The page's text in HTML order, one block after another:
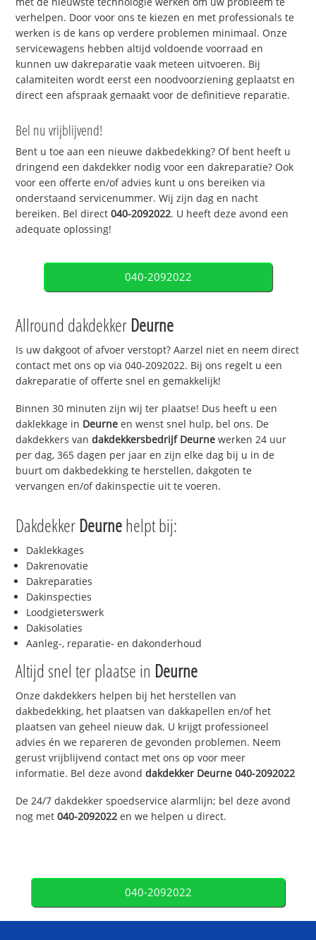
verhelpen. Door voor ons te kiezen en met professionals te
werken is de kans op verdere problemen minimaal. Onze
servicewagens hebben altijd voldoende voorraad en
kunnen uw dakreparatie vaak meteen uitvoeren. Bij
calamiteiten wordt eerst een noodvoorziening geplaatst en
direct een afspraak gemaakt voor de definitieve reparatie.
Bel nu vrijblijvend!
Bent u toe aan een nieuwe dakbedekking? Of bent heeft u
dringend een dakdekker nodig voor een dakreparatie? Ook
voor een offerte en/of advies kunt u ons bereiken via
onderstaand servicenummer. Wij zijn dag en nacht
bereiken. Bel direct040-2092022. U heeft deze avond een
adequate oplossing!
040-2092022
Allround dakdekker Deurne
Is uw dakgoot of afvoer verstopt? Aarzel niet en neem direct
contact met ons op via 040-2092022. Bij ons regelt u een
dakreparatie of offerte snel en gemakkelijk!
Binnen 30 minuten zijn wij ter plaatse! Dus heeft u een
daklekkage in Deurne en wenst snel hulp, bel ons. De
dakdekkers vandakdekkersbedrijf Deurne werken 24 uur
per dag, 365 dagen per jaar en zijn elke dag bij u in de
buurt om dakbedekking te herstellen, dakgoten te
vervangen en/of dakinspectie uit te voeren.
Dakdekker Deurnehelpt bij:
Daklekkages
Dakrenovatie
Dakreparaties
Dakinspecties
Loodgieterswerk
Dakisolaties
Aanleg-, reparatie- en dakonderhoud
Altijd snel ter plaatse in Deurne
Onze dakdekkers helpen bij het herstellen van
dakbedekking, het plaatsen van dakkapellen en/of het
plaatsen van geheel nieuw dak. U krijgt professioneel
advies én we repareren de gevonden problemen. Neem
gerust vrijblijvend contact met ons op voor meer
informatie. Bel deze avonddakdekker Deurne 040-2092022
De 24/7 dakdekker spoedservice alarmlijn; bel deze avond
nog met040-2092022 en we helpen u direct.
040-2092022